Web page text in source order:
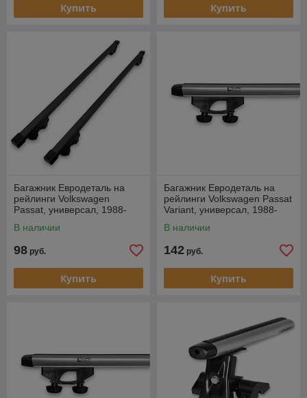
Купить Купить
Багажник Евродеталь на
рейлинги Volkswagen
Passat, универсал, 1988-
В наличии
98 руб.
Купить
Багажник Евродеталь на
рейлинги Volkswagen Passat
Variant, универсал, 1988-
В наличии
142 руб.
Купить